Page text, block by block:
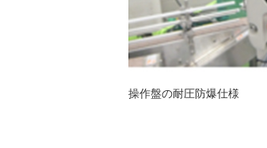
操作盤の耐圧防爆仕様